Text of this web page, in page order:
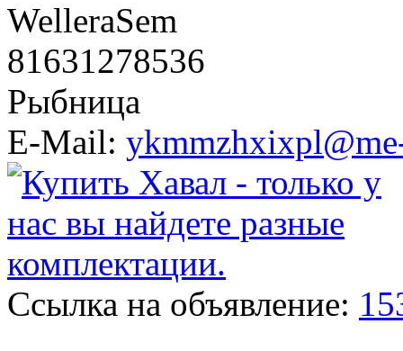
WelleraSem
81631278536
Рыбница
E-Mail:
Ссылка на объявление: